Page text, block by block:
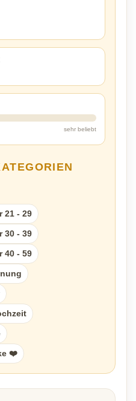
sehr beliebt
21 - 29
30 - 39
40 - 59
❤️